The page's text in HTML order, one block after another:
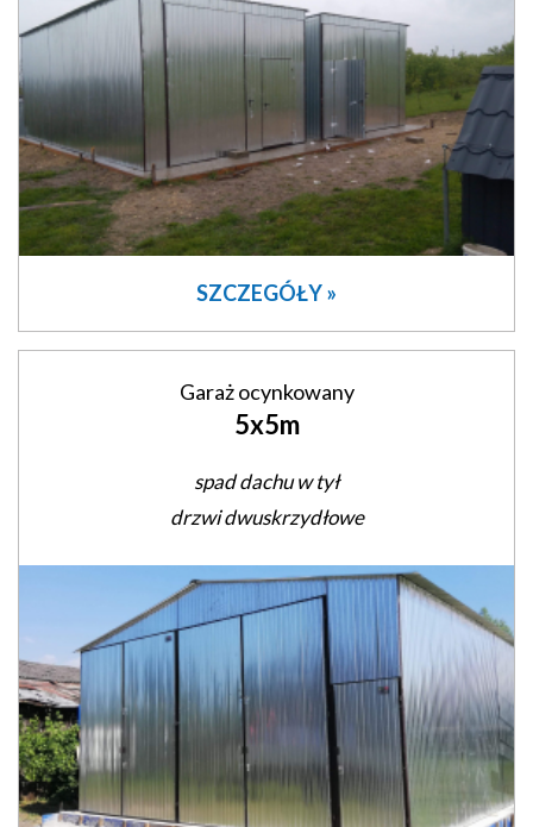
SZCZEGÓŁY »
Garaż ocynkowany
5x5m
spad dachu w tył
drzwi dwuskrzydłowe